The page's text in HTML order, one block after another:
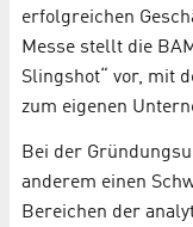
erfolgreichen
Messe stellt die
Slingshot“ vor, mit
zum eigenen
Bei der
anderem einen
Bereichen der